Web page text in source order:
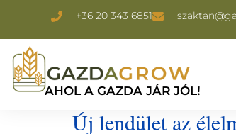
+36 20 343 6851
AHOL A GAZDA JÁR JÓL!
Új lendület az